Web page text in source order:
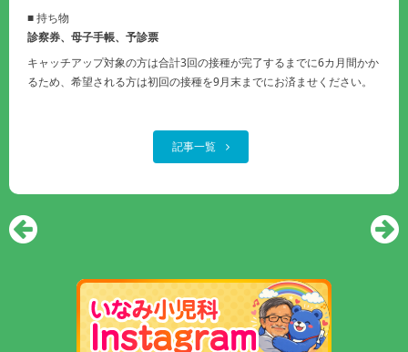
■ 持ち物
診察券、母子手帳、予診票
キャッチアップ対象の方は合計3回の接種が完了するまでに6カ月間かか
るため、希望される方は初回の接種を9月末までにお済ませください。
記事一覧